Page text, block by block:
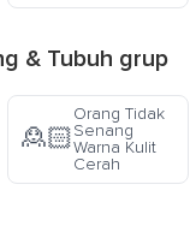
& Tubuh grup
🙎🏻
Orang Tidak
Senang
Warna Kulit
Cerah